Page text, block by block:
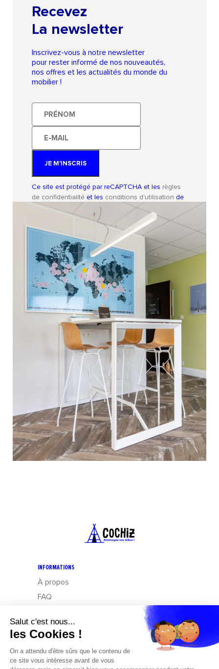
Recevez
La newsletter
Inscrivez-vous à notre newsletter
pour rester informé de nos nouveautés,
nos offres et les actualités du monde du
mobilier !
Prénom
E-
mail
JE M'INSCRIS
Ce site est protégé par reCAPTCHA et les règles
de confidentialitéet les conditions d'utilisation de
Google s'appliquent.
INFORMATIONS
À propos
FAQ
Mentions légales
Données personnelles : Exercez vos droits
Design – Mediapilote